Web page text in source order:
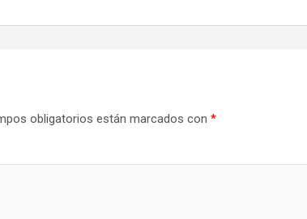
obligatorios están marcados con *